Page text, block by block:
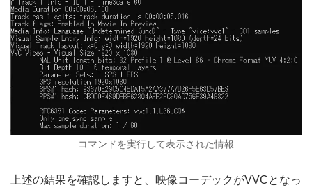
コマンドを実行して表示された情報
上述の結果を確認しますと、映像コーデックがVVCとなっ